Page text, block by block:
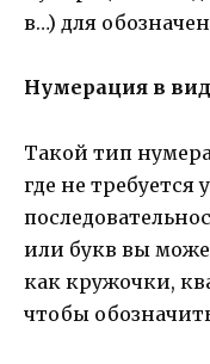
в…) для
Нумерация в
Такой тип
где не требуется
или букв вы
как кружочки,
чтобы